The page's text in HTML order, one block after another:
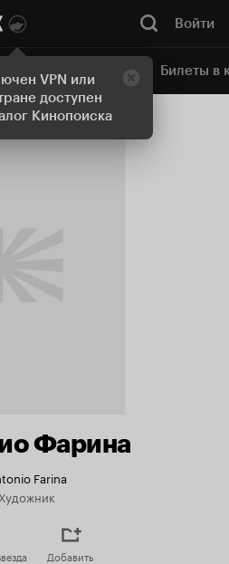
VPN или
доступен
Кинопоиска
Войти
Онлайн-кинотеатр Билеты в
Фарина
Farina
Художник
Добавить